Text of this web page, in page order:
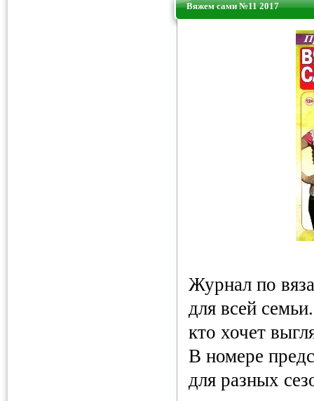
Вяжем сами №11 2017
Журнал по
для всей
кто хочет
В номере
для разных